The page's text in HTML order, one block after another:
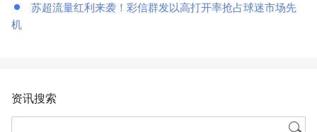
苏超流量红利来袭！彩信群发以高打开率抢占球迷市场先
机
资讯搜索